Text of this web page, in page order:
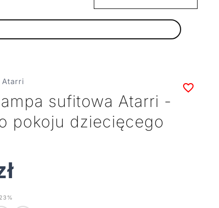
Atarri
sufitowa Atarri -
pokoju dziecięcego